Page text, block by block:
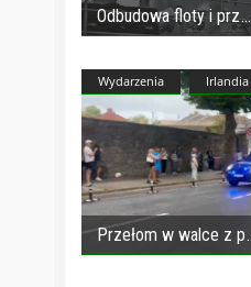
Odbudowa floty i prz
Wydarzenia Irlandia
Przełom w walce z p